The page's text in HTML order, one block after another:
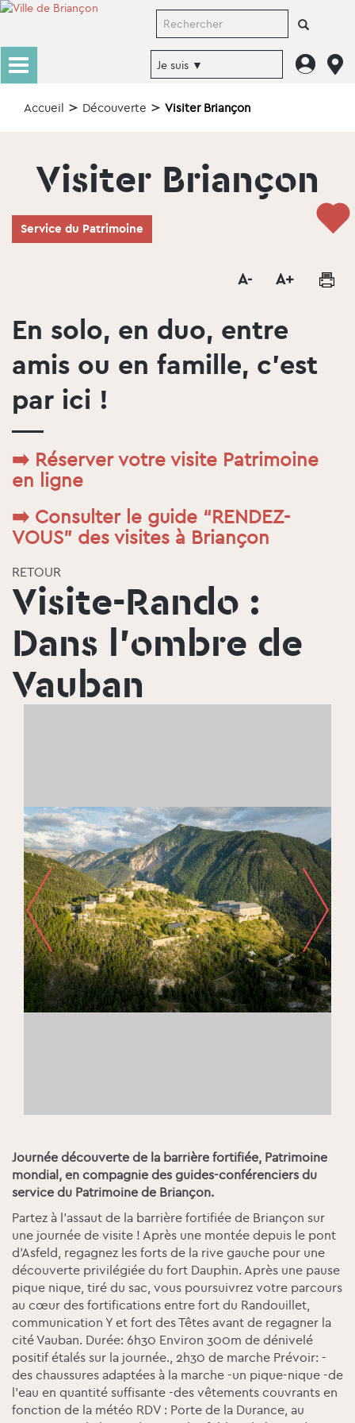
Accueil Découverte Visiter Briançon
Visiter Briançon
Service du Patrimoine
En solo, en duo, entre
amis ou en famille, c’est
par ici !
➡️ Réserver votre visite Patrimoine
en ligne
➡️ Consulter le guide “RENDEZ-
VOUS” des visites à Briançon
Visite-Rando :
Dans l'ombre de
Vauban
RETOUR
Journée découverte de la barrière fortifiée, Patrimoine
mondial, en compagnie des guides-conférenciers du
service du Patrimoine de Briançon.
Partez à l’assaut de la barrière fortifiée de Briançon sur
une journée de visite ! Après une montée depuis le pont
d’Asfeld, regagnez les forts de la rive gauche pour une
découverte privilégiée du fort Dauphin. Après une pause
pique nique, tiré du sac, vous poursuivrez votre parcours
au cœur des fortifications entre fort du Randouillet,
communication Y et fort des Têtes avant de regagner la
cité Vauban. Durée: 6h30 Environ 300m de dénivelé
positif étalés sur la journée., 2h30 de marche Prévoir: -
des chaussures adaptées à la marche -un pique-nique -de
l'eau en quantité suffisante -des vêtements couvrants en
fonction de la météo RDV : Porte de la Durance, au